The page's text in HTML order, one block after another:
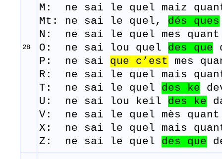
28
M: ne sai le quel maiz
Mt: ne sai le quel, dés ques
N: ne sai le quel mes
O: ne sai lou quel des que
P: ne sai que c’est mes
R: ne sai le quel mais
T: ne sai le quel des ke
U: ne sai lou keil des ke
V: ne sai le quel mès
X: ne sai le quel mais
Z: ne sai le quel des que